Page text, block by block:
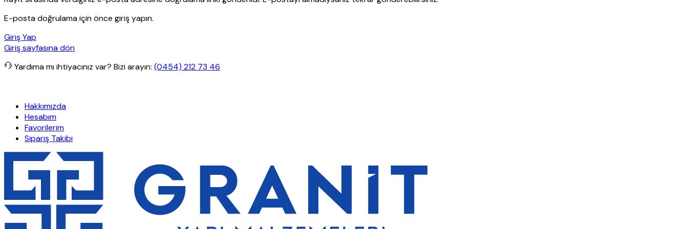
E-posta doğrulama için önce giriş yapın.
Giriş Yap
Giriş sayfasına dön
Yardıma mı ihtiyacınız var? Bizi arayın: (0454) 212 73 46
Hakkımızda
Hesabım
Favorilerim
Sipariş Takibi